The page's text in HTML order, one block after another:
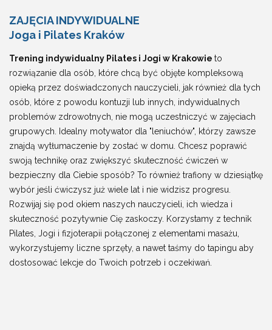
ZAJĘCIA INDYWIDUALNE
Joga i Pilates Kraków
Trening indywidualny Pilates i Jogi w Krakowie to
rozwiązanie dla osób, które chcą być objęte kompleksową
opieką przez doświadczonych nauczycieli, jak również dla tych
osób, które z powodu kontuzji lub innych, indywidualnych
problemów zdrowotnych, nie mogą uczestniczyć w zajęciach
grupowych. Idealny motywator dla "leniuchów", którzy zawsze
znajdą wytłumaczenie by zostać w domu. Chcesz poprawić
swoją technikę oraz zwiększyć skuteczność ćwiczeń w
bezpieczny dla Ciebie sposób? To również trafiony w dziesiątkę
wybór jeśli ćwiczysz już wiele lat i nie widzisz progresu.
Rozwijaj się pod okiem naszych nauczycieli, ich wiedza i
skuteczność pozytywnie Cię zaskoczy. Korzystamy z technik
Pilates, Jogi i fizjoterapii połączonej z elementami masażu,
wykorzystujemy liczne sprzęty, a nawet taśmy do tapingu aby
dostosować lekcje do Twoich potrzeb i oczekiwań.